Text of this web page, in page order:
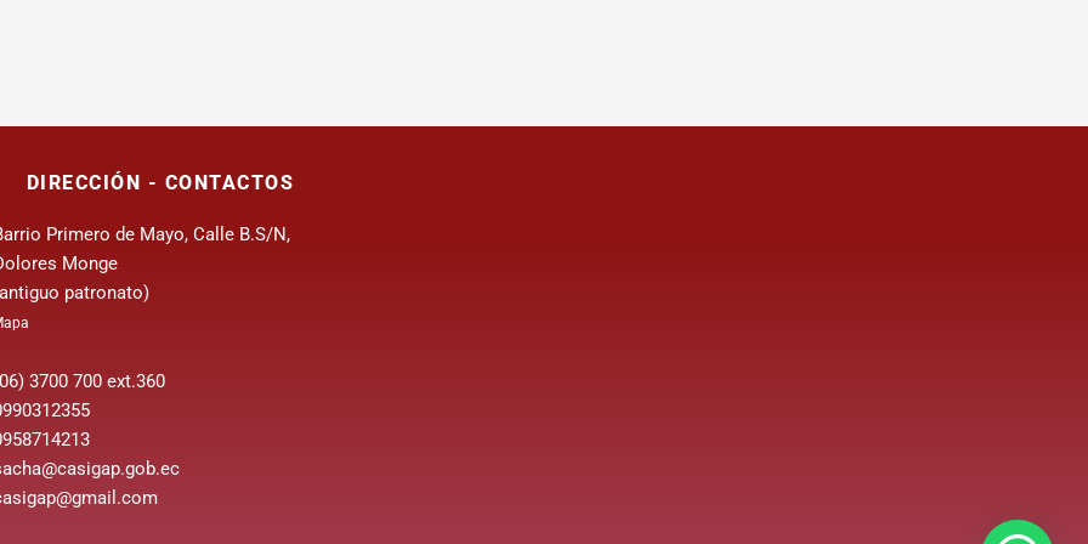
DIRECCIÓN - CONTACTOS
Primero de Mayo, Calle B.S/N,
Monge
patronato)
3700 700 ext.360